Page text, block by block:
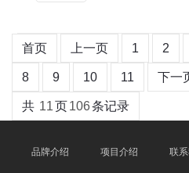
首页 上一页 1 2
8 9 10 11 下一
共 11页106条记录
品牌介绍 项目介绍 联